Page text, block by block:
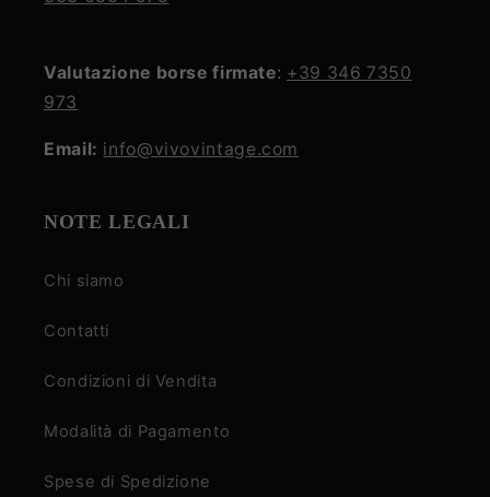
Valutazione borse firmate: +39 346 7350
973
Email: info@vivovintage.com
NOTE LEGALI
Chi siamo
Contatti
Condizioni di Vendita
Modalità di Pagamento
Spese di Spedizione